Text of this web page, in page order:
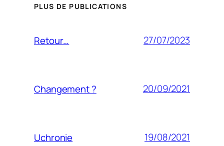
PLUS DE PUBLICATIONS
Retour… 27/07/2023
Changement ? 20/09/2021
Uchronie 19/08/2021